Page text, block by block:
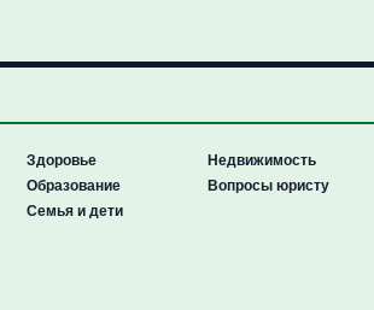
Здоровье
Образование
Семья и дети
Недвижимость
Вопросы юристу